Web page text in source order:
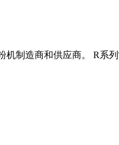
制造商和供应商。 R系